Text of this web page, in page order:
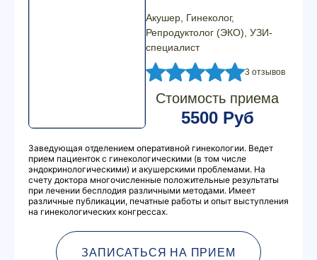
Акушер, Гинеколог,
Репродуктолог (ЭКО), УЗИ-
специалист
3 отзывов
Стоимость приема
5500 Руб
Заведующая отделением оперативной гинекологии. Ведет
прием пациенток с гинекологическими (в том числе
эндокринологическими) и акушерскими проблемами. На
счету доктора многочисленные положительные результаты
при лечении бесплодия различными методами. Имеет
различные публикации, печатные работы и опыт выступления
на гинекологических конгрессах.
ЗАПИСАТЬСЯ НА ПРИЕМ